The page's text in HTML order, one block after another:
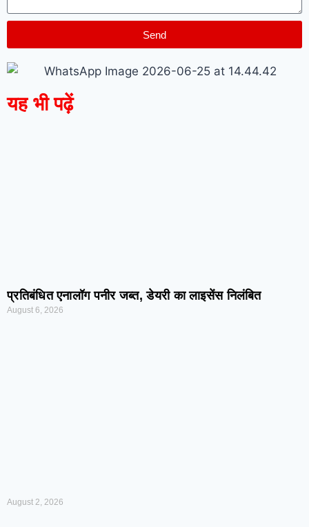
Send
यह भी पढ़ें
प्रतिबंधित एनालॉग पनीर जब्त, डेयरी का लाइसेंस निलंबित
August 6, 2026
August 2, 2026